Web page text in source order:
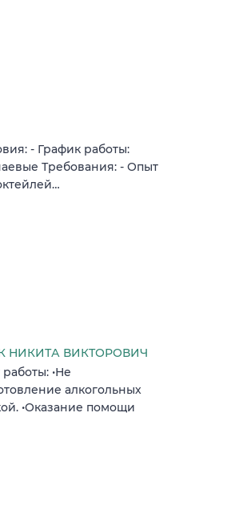
- График работы:
Требования: - Опыт
НИКИТА ВИКТОРОВИЧ
•Не
алкогольных
•Оказание помощи